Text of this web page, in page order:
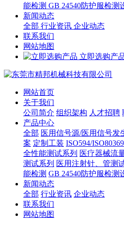
能检测 GB 24540防护服检测
新闻动态
全部 行业资讯 企业动态
联系我们
网站地图
立即选购产
网站首页
关于我们
公司简介 组织架构 人才招聘
产品中心
全部 医用信号源/医用信号发
案 定制工装 ISO594/
全性能测试系列 医疗器械流
测试系列 医用注射针、管测
能检测 GB 24540防护服检测
新闻动态
全部 行业资讯 企业动态
联系我们
网站地图